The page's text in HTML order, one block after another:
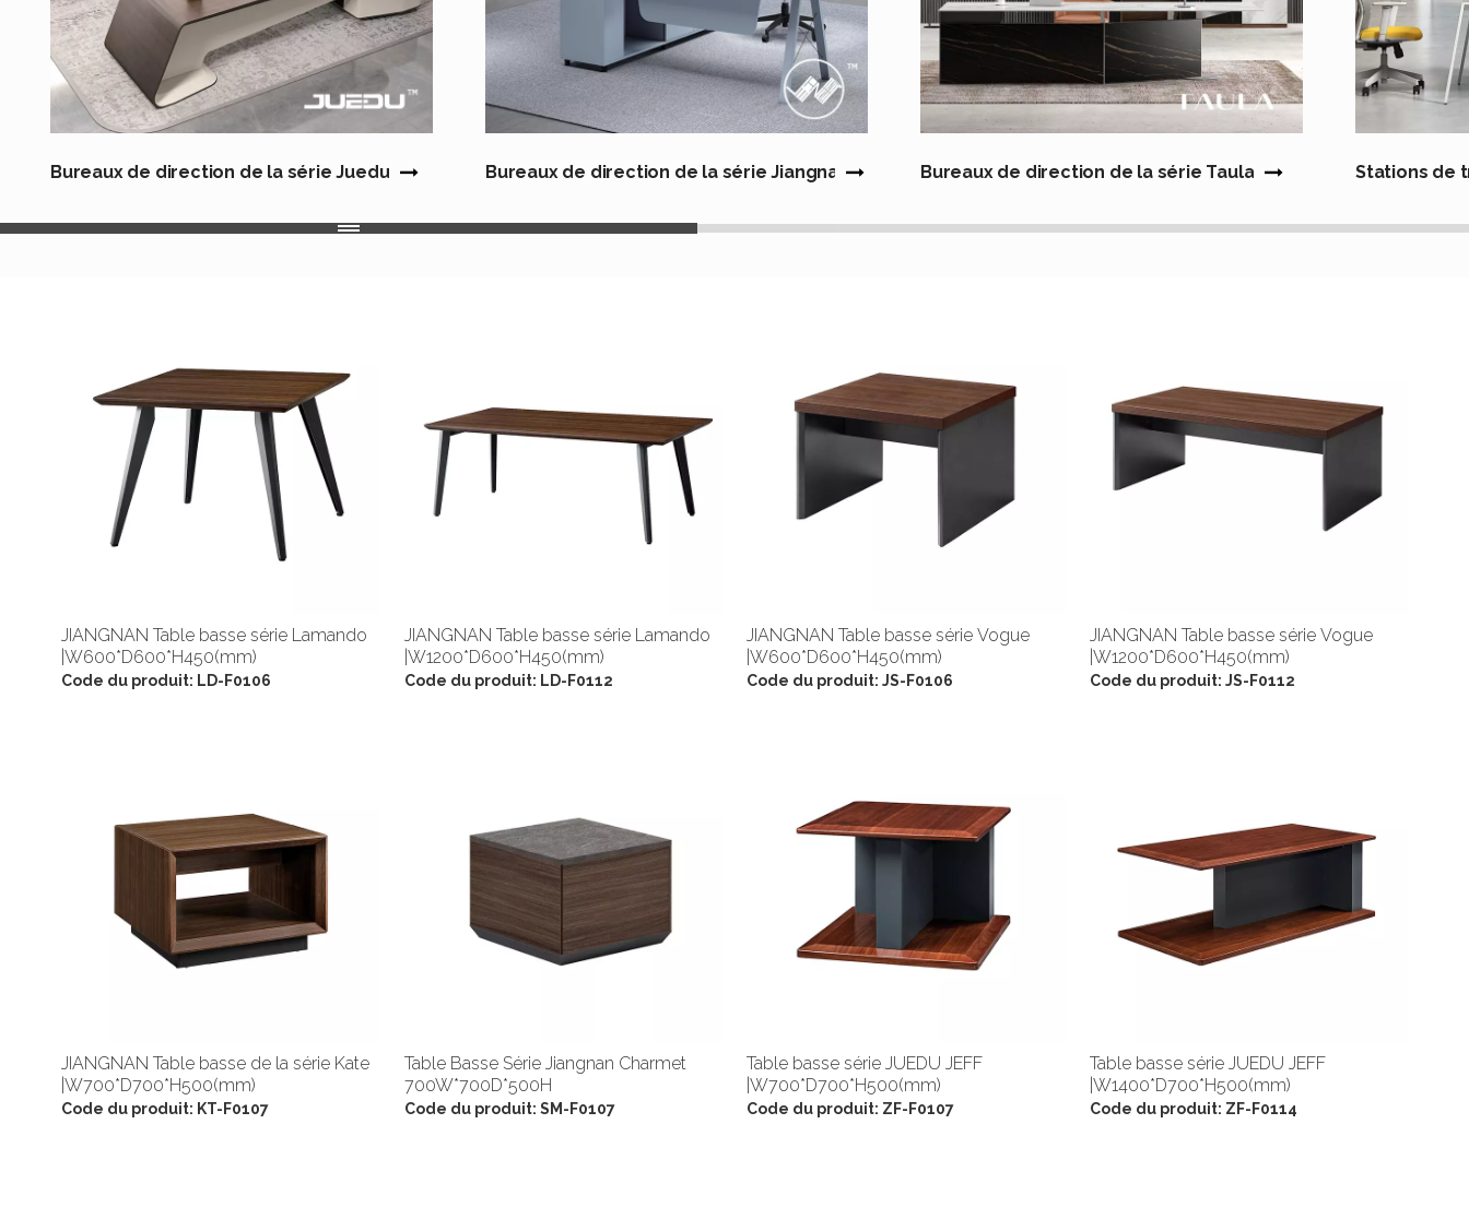
Bureaux de direction de la série Juedu Bureaux de direction de la série Jiangnan Bureaux de direction de la série Taula Stations de
JIANGNAN Table basse série Lamando
|W600*D600*H450(mm)
Code du produit: LD-F0106
JIANGNAN Table basse série Lamando
|W1200*D600*H450(mm)
Code du produit: LD-F0112
JIANGNAN Table basse série Vogue
|W600*D600*H450(mm)
Code du produit: JS-F0106
JIANGNAN Table basse série Vogue
|W1200*D600*H450(mm)
Code du produit: JS-F0112
JIANGNAN Table basse de la série Kate
|W700*D700*H500(mm)
Code du produit: KT-F0107
Table Basse Série Jiangnan Charmet
700W*700D*500H
Code du produit: SM-F0107
Table basse série JUEDU JEFF
|W700*D700*H500(mm)
Code du produit: ZF-F0107
Table basse série JUEDU JEFF
|W1400*D700*H500(mm)
Code du produit: ZF-F0114